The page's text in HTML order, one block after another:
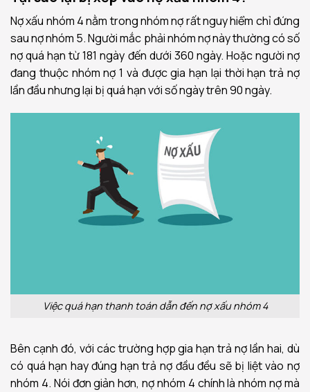
Nợ xấu nhóm 4 nằm trong nhóm nợ rất nguy hiểm chỉ đứng
sau nợ nhóm 5. Người mắc phải nhóm nợ này thường có số
nợ quá hạn từ 181 ngày đến dưới 360 ngày. Hoặc người nợ
đang thuộc nhóm nợ 1 và được gia hạn lại thời hạn trả nợ
lần đầu nhưng lại bị quá hạn với số ngày trên 90 ngày.
Việc quá hạn thanh toán dẫn đến nợ xấu nhóm 4
Bên cạnh đó, với các trường hợp gia hạn trả nợ lần hai, dù
có quá hạn hay đúng hạn trả nợ đầu đều sẽ bị liệt vào nợ
nhóm 4. Nói đơn giản hơn, nợ nhóm 4 chính là nhóm nợ mà